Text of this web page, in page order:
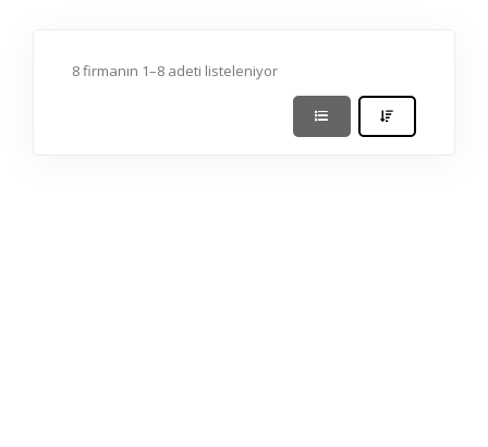
8 firmanın 1–8 adeti listeleniyor